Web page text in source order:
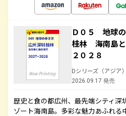
Ｄ０５ 地球
桂林 海南島
２０２８
Dシリーズ（アジア
2026.09.17 発売
歴史と食の都広州、最先端シティ深
ゾート海南島。多彩な魅力あふれる